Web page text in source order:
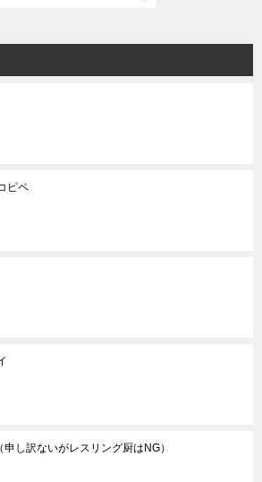
ピペ
申し訳ないがレスリング厨はNG）